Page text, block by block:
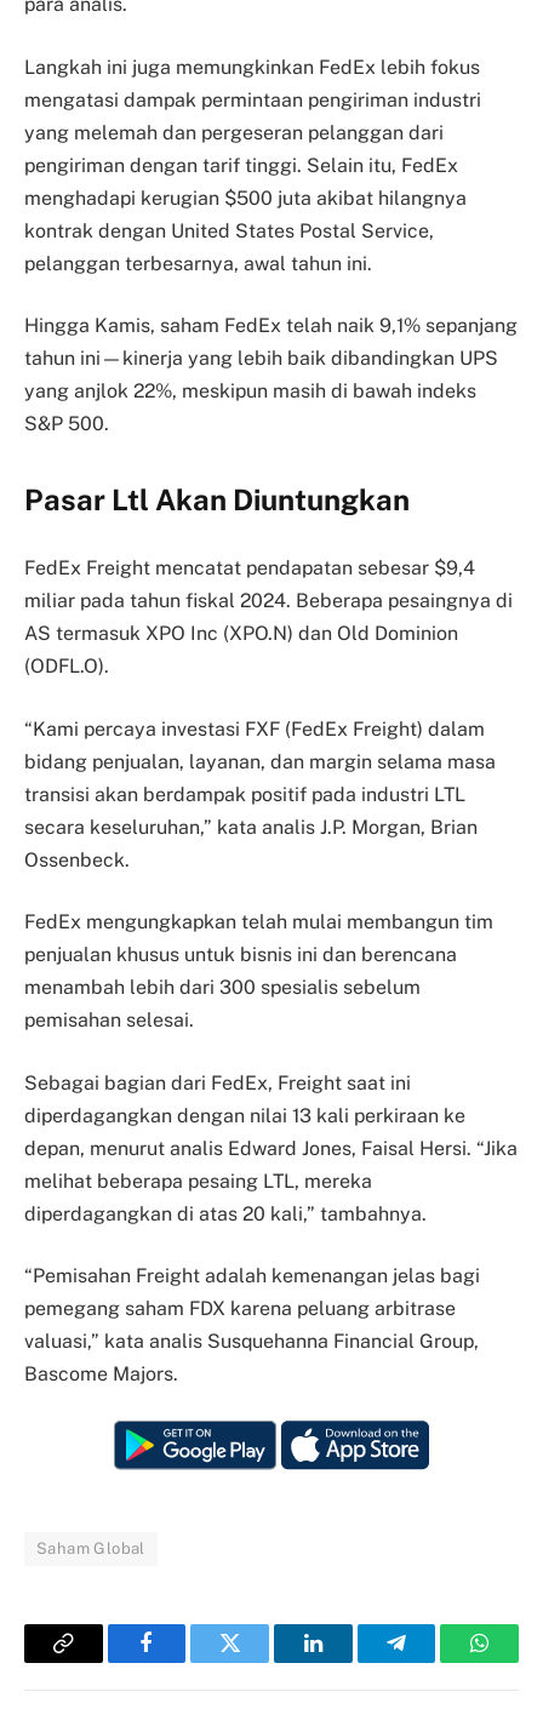
Langkah ini juga memungkinkan FedEx lebih fokus
mengatasi dampak permintaan pengiriman industri
yang melemah dan pergeseran pelanggan dari
pengiriman dengan tarif tinggi. Selain itu, FedEx
menghadapi kerugian $500 juta akibat hilangnya
kontrak dengan United States Postal Service,
pelanggan terbesarnya, awal tahun ini.
Hingga Kamis, saham FedEx telah naik 9,1% sepanjang
tahun ini—kinerja yang lebih baik dibandingkan UPS
yang anjlok 22%, meskipun masih di bawah indeks
S&P 500.
Pasar Ltl Akan Diuntungkan
FedEx Freight mencatat pendapatan sebesar $9,4
miliar pada tahun fiskal 2024. Beberapa pesaingnya di
AS termasuk XPO Inc (XPO.N) dan Old Dominion
(ODFL.O).
“Kami percaya investasi FXF (FedEx Freight) dalam
bidang penjualan, layanan, dan margin selama masa
transisi akan berdampak positif pada industri LTL
secara keseluruhan,” kata analis J.P. Morgan, Brian
Ossenbeck.
FedEx mengungkapkan telah mulai membangun tim
penjualan khusus untuk bisnis ini dan berencana
menambah lebih dari 300 spesialis sebelum
pemisahan selesai.
Sebagai bagian dari FedEx, Freight saat ini
diperdagangkan dengan nilai 13 kali perkiraan ke
depan, menurut analis Edward Jones, Faisal Hersi. “Jika
melihat beberapa pesaing LTL, mereka
diperdagangkan di atas 20 kali,” tambahnya.
“Pemisahan Freight adalah kemenangan jelas bagi
pemegang saham FDX karena peluang arbitrase
valuasi,” kata analis Susquehanna Financial Group,
Bascome Majors.
Saham Global
Copy
FacebookTwitter LinkedInTelegram